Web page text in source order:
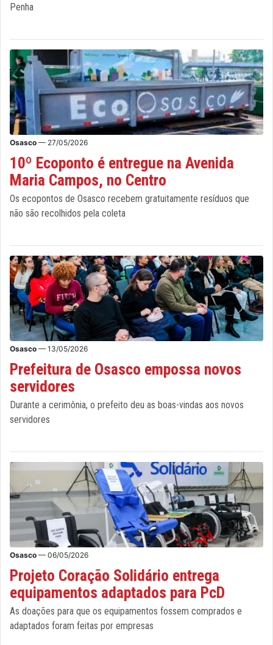
Penha
Osasco — 27/05/2026
10º Ecoponto é entregue na Avenida
Maria Campos, no Centro
Os ecopontos de Osasco recebem gratuitamente resíduos que
não são recolhidos pela coleta
Osasco — 13/05/2026
Prefeitura de Osasco empossa novos
servidores
Durante a cerimônia, o prefeito deu as boas-vindas aos novos
servidores
Osasco — 06/05/2026
Projeto Coração Solidário entrega
equipamentos adaptados para PcD
As doações para que os equipamentos fossem comprados e
adaptados foram feitas por empresas